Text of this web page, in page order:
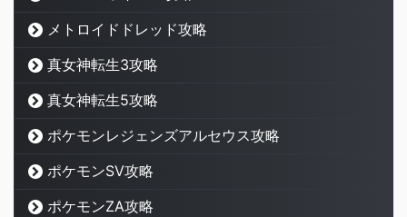
メトロイドドレッド攻略
真女神転生3攻略
真女神転生5攻略
ポケモンレジェンズアルセウス攻略
ポケモンSV攻略
ポケモンZA攻略